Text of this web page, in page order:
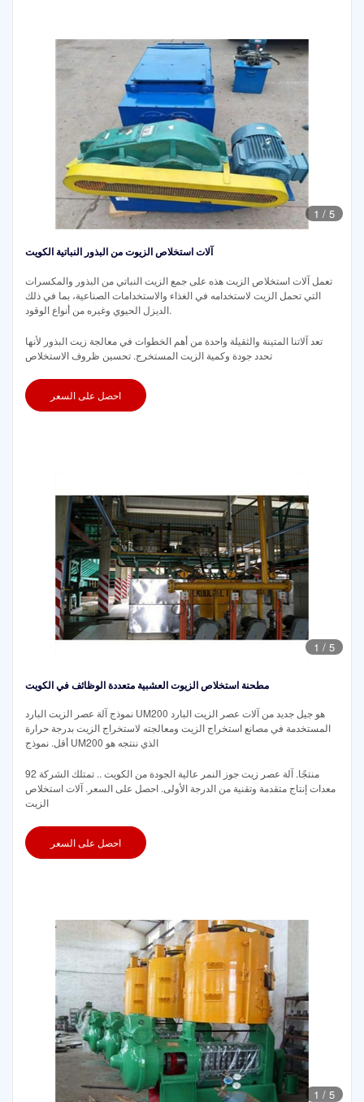
1 / 5
آلات استخلاص الزيوت من البذور النباتية الكويت
تعمل آلات استخلاص الزيت هذه على جمع الزيت النباتي من البذور والمكسرات
التي تحمل الزيت لاستخدامه في الغذاء والاستخدامات الصناعية، بما في ذلك
الديزل الحيوي وغيره من أنواع الوقود.
تعد آلاتنا المتينة والثقيلة واحدة من أهم الخطوات في معالجة زيت البذور لأنها
تحدد جودة وكمية الزيت المستخرج. تحسين ظروف الاستخلاص
احصل على السعر
1 / 5
مطحنة استخلاص الزيوت العشبية متعددة الوظائف في الكويت
نموذج آلة عصر الزيت البارد UM200 هو جيل جديد من آلات عصر الزيت البارد
المستخدمة في مصانع استخراج الزيت ومعالجته لاستخراج الزيت بدرجة حرارة
أقل. نموذج UM200 الذي ننتجه هو
92 منتجًا. آلة عصر زيت جوز النمر عالية الجودة من الكويت .. تمتلك الشركة
معدات إنتاج متقدمة وتقنية من الدرجة الأولى. احصل على السعر. آلات استخلاص
الزيت
احصل على السعر
1 / 5